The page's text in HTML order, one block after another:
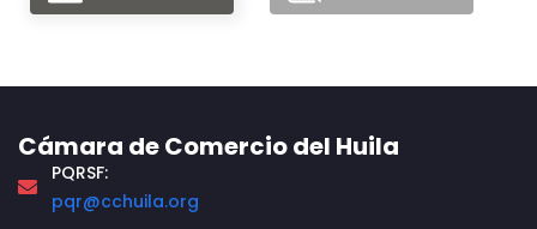
Cámara de Comercio del Huila
PQRSF:
pqr@cchuila.org